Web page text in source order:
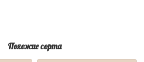
Похожие сорта